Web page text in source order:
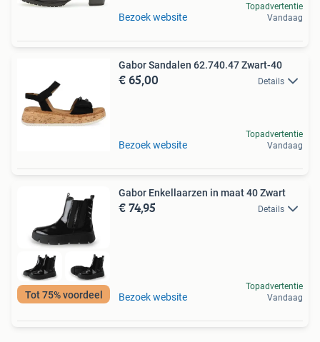
Bezoek website
Topadvertentie
Vandaag
Gabor Sandalen 62.740.47 Zwart-40
€ 65,00 Details
Bezoek website
Topadvertentie
Vandaag
Tot 75% voordeel
Gabor Enkellaarzen in maat 40 Zwart
€ 74,95 Details
Bezoek website
Topadvertentie
Vandaag